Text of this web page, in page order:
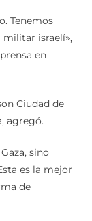
Tenemos
militar israelí»,
en
Ciudad de
agregó.
sino
es la mejor
de